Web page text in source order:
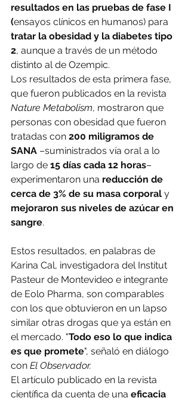
resultados en las pruebas de fase I
(ensayos clínicos en humanos) para
tratar la obesidad y la diabetes tipo
2, aunque a través de un método
distinto al de Ozempic.
Los resultados de esta primera fase,
que fueron publicados en la revista
Nature Metabolism, mostraron que
personas con obesidad que fueron
tratadas con 200 miligramos de
SANA –suministrados vía oral a lo
largo de 15 días cada 12 horas–
experimentaron una reducción de
cerca de 3% de su masa corporal y
mejoraron sus niveles de azúcar en
sangre.
Estos resultados, en palabras de
Karina Cal, investigadora del Institut
Pasteur de Montevideo e integrante
de Eolo Pharma, son comparables
con los que obtuvieron en un lapso
similar otras drogas que ya están en
el mercado. "Todo eso lo que indica
es que promete", señaló en diálogo
con El Observador.
El artículo publicado en la revista
científica da cuenta de una eficacia